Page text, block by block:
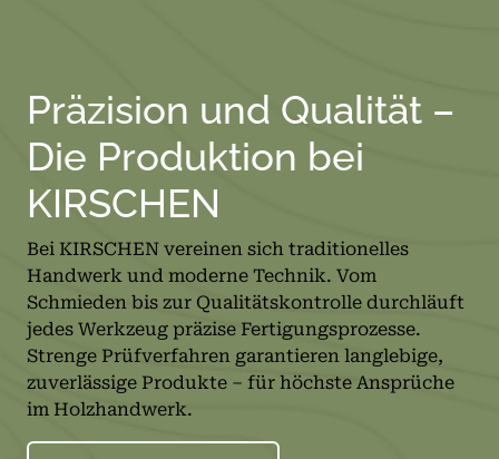
Präzision und Qualität –
Die Produktion bei
KIRSCHEN
Bei KIRSCHEN vereinen sich traditionelles
Handwerk und moderne Technik. Vom
Schmieden bis zur Qualitätskontrolle durchläuft
jedes Werkzeug präzise Fertigungsprozesse.
Strenge Prüfverfahren garantieren langlebige,
zuverlässige Produkte – für höchste Ansprüche
im Holzhandwerk.